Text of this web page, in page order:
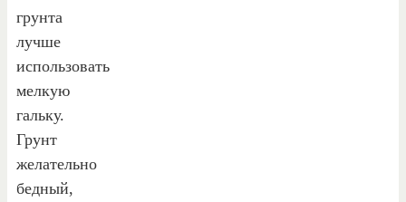
грунта
лучше
использовать
мелкую
гальку.
Грунт
желательно
бедный,